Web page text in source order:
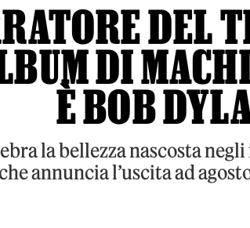
DEL
DI
È BOB
la bellezza nascosta
annuncia l’uscita ad